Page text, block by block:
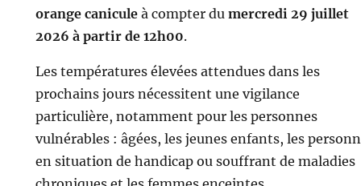
orange caniculeà compter du mercredi 29 juillet
2026 à partir de 12h00.
Les températures élevées attendues dans les
prochains jours nécessitent une vigilance
particulière, notamment pour les personnes
vulnérables : âgées, les jeunes enfants, les
en situation de handicap ou souffrant de maladies